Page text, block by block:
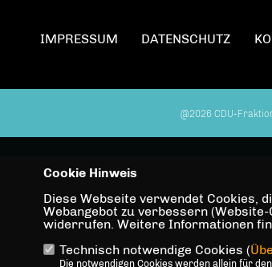
IMPRESSUM DATENSCHUTZ
@2026 CDU-
Cookie Hinweis
Diese Webseite verwendet Cookies,
Webangebot zu verbessern
widerrufen. Weitere Informationen
Technisch notwendige Cookies (
Die notwendigen Cookies werden allein für